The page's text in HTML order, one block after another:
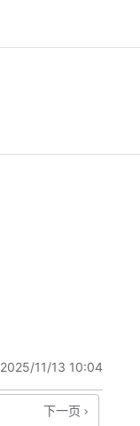
2025/11/13 10:04
下一页